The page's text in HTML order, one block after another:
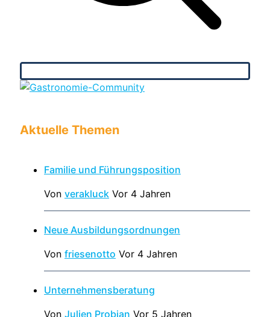
Aktuelle Themen
Familie und Führungsposition
Von verakluck Vor 4 Jahren
Neue Ausbildungsordnungen
Von friesenotto Vor 4 Jahren
Unternehmensberatung
Von Julien Probian Vor 5 Jahren